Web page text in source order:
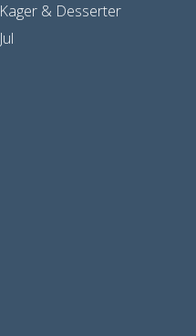
Kager & Desserter
Jul